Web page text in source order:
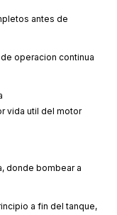
antes de
operacion continua
vida util del motor
donde bombear a
a fin del tanque,